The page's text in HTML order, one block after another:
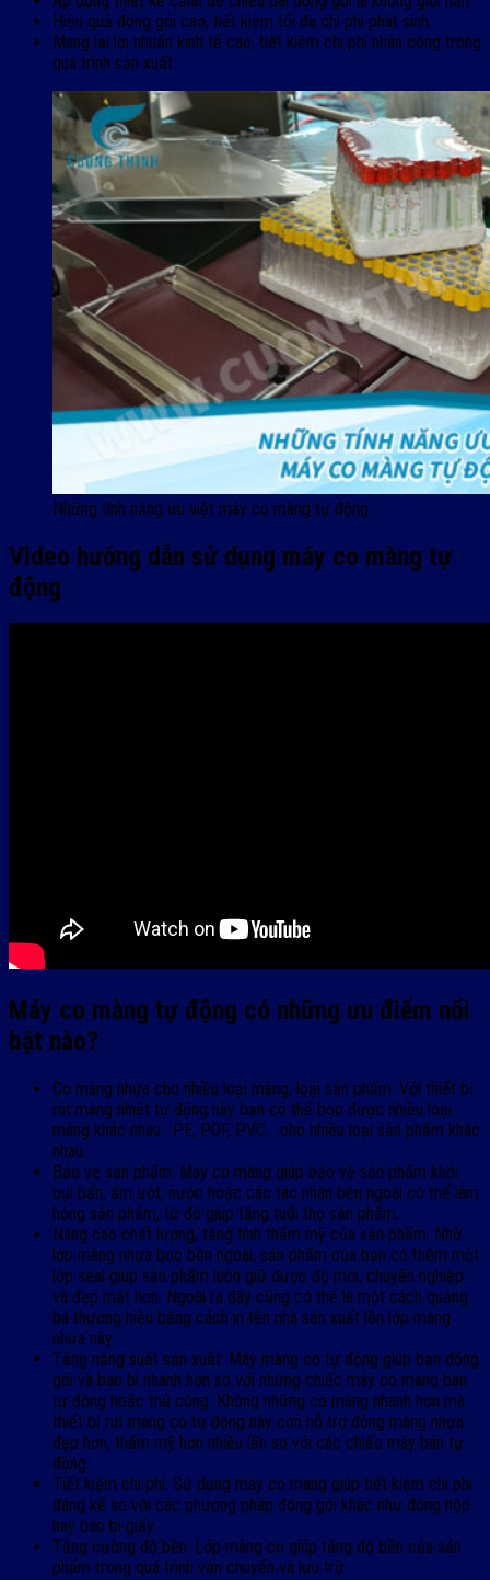
Hiệu quả đóng gói cao, tiết kiệm tối đa chi phí phát sinh.
Mang lại lợi nhuận kinh tế cao, tiết kiệm chi phí nhân công trong
quá trình sản xuất.
Những tính năng ưu việt máy co màng tự động
Video hướng dẫn sử dụng máy co màng tự
động
Máy co màng tự động có những ưu điểm nổi
bật nào?
Co màng nhựa cho nhiều loại màng, loại sản phẩm: Với thiết bị
rút màng nhiệt tự động này bạn có thể bọc được nhiều loại
màng khác nhau : PE, POF, PVC… cho nhiều loại sản phẩm khác
nhau.
Bảo vệ sản phẩm: Máy co màng giúp bảo vệ sản phẩm khỏi
bụi bẩn, ẩm ướt, nước hoặc các tác nhân bên ngoài có thể làm
hỏng sản phẩm, từ đó giúp tăng tuổi thọ sản phẩm.
Nâng cao chất lượng, tăng tính thẩm mỹ của sản phẩm: Nhờ
lớp màng nhựa bọc bên ngoài, sản phẩm của bạn có thêm một
lớp seal giúp sản phẩm luôn giữ được độ mới, chuyên nghiệp
và đẹp mắt hơn. Ngoài ra đây cũng có thể là một cách quảng
bá thương hiệu bằng cách in tên nhà sản xuất lên lớp màng
nhựa này.
Tăng năng suất sản xuất: Máy màng co tự động giúp bạn đóng
gói và bao bì nhanh hơn so với những chiếc máy co màng bán
tự động hoặc thủ công. Không những co màng nhanh hơn mà
thiết bị rút màng co tự động này còn hỗ trợ đóng màng nhựa
đẹp hơn, thẩm mỹ hơn nhiều lần so với các chiếc máy bán tự
động.
Tiết kiệm chi phí: Sử dụng máy co màng giúp tiết kiệm chi phí
đáng kể so với các phương pháp đóng gói khác như đóng hộp
hay bao bì giấy.
Tăng cường độ bền: Lớp màng co giúp tăng độ bền của sản
phẩm trong quá trình vận chuyển và lưu trữ.